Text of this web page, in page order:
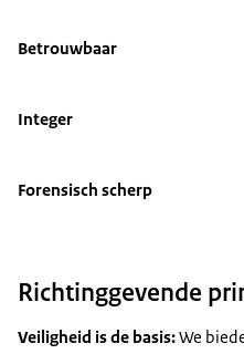
Betrouwbaar
Integer
Forensisch scherp
Richtinggevende
Veiligheid is de basis:We